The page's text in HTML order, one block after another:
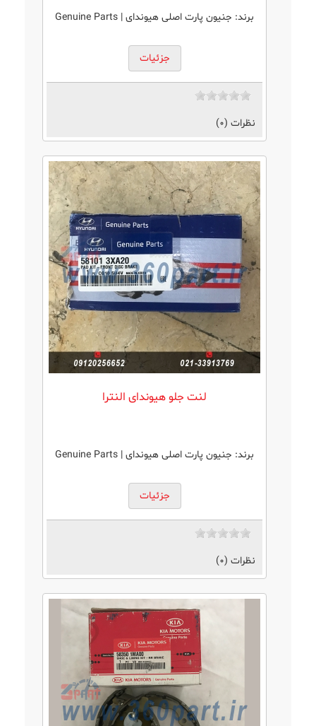
برند: جنیون پارت اصلی هیوندای | Genuine Parts
جزئیات
نظرات (0)
لنت جلو هيوندای النترا
برند: جنیون پارت اصلی هیوندای | Genuine Parts
جزئیات
نظرات (0)